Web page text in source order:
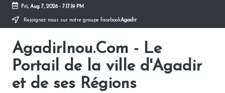
Skip
content
Fri, Aug 7, 2026- 7:17:19 PM
Rejoignez nous sur notre groupe facebookAgadir
AgadirInou.Com - Le
Portail de la ville d'Agadir
et de ses Régions
Toute
l'actualité
ville